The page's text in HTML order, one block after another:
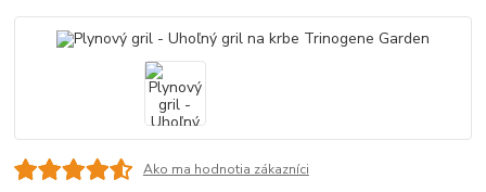
Ako ma hodnotia zákazníci